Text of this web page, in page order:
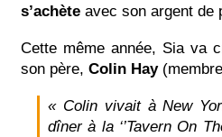
s’achète avec son argent de
Cette même année, Sia va
son père, Colin Hay
« Colin vivait à New
dîner à la ‘’Tavern On